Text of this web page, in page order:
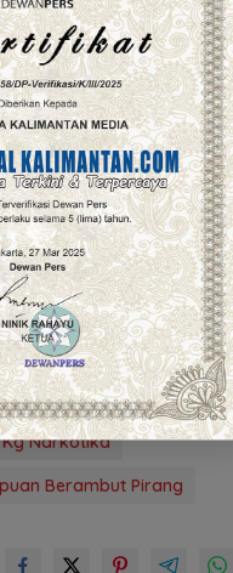
Ayat (2) juncto 112
Narkotika.
Wali Kota Ajak
Cegah Korupsi
Kg Narkotika
Berambut Pirang